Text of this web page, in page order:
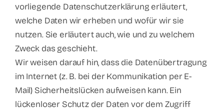
vorliegende Datenschutzerklärung erläutert,
welche Daten wir erheben und wofür wir sie
nutzen. Sie erläutert auch, wie und zu welchem
Zweck das geschieht.
Wir weisen darauf hin, dass die Datenübertragung
im Internet (z. B. bei der Kommunikation per E-
Mail) Sicherheitslücken aufweisen kann. Ein
lückenloser Schutz der Daten vor dem Zugriff